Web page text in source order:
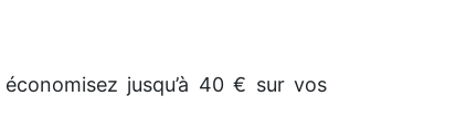
jusqu’à 40 € sur vos